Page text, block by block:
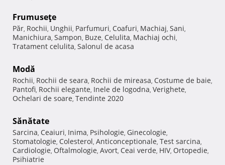
Frumuseţe
Păr, Rochii, Unghii, Parfumuri, Coafuri, Machiaj, Sani,
Manichiura, Sampon, Buze, Celulita, Machiaj ochi,
Tratament celulita, Salonul de acasa
Modă
Rochii, Rochii de seara, Rochii de mireasa, Costume de baie,
Pantofi, Rochii elegante, Inele de logodna, Verighete,
Ochelari de soare, Tendinte 2020
Sănătate
Sarcina, Ceaiuri, Inima, Psihologie, Ginecologie,
Stomatologie, Colesterol, Anticonceptionale, Test sarcina,
Cardiologie, Oftalmologie, Avort, Ceai verde, HIV, Ortopedie,
Psihiatrie